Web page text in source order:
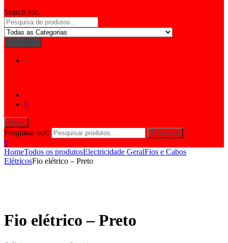
Search for:
0
0
Menu
Pesquisar por: Pesquisa
0
HomeTodos os produtosElectricidade GeralFios e Cabos
ElétricosFio elétrico – Preto
Fio elétrico – Preto